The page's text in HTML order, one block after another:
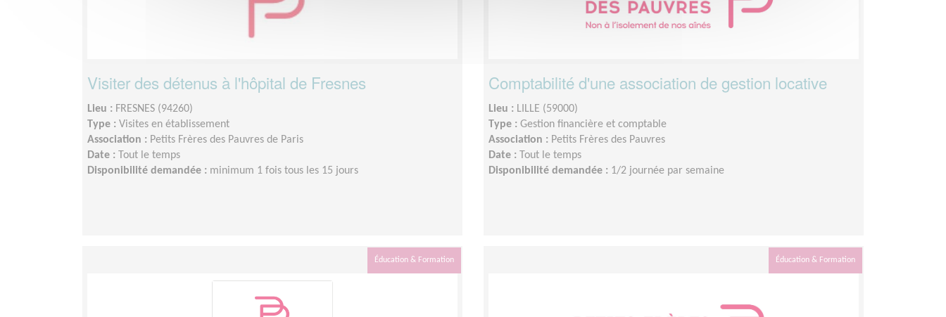
Visiter des détenus à l'hôpital de Fresnes
Lieu : FRESNES (94260)
Type : Visites en établissement
Association : Petits Frères des Pauvres de Paris
Date :
Tout le temps
Disponibilité demandée : minimum 1 fois tous les 15 jours
Comptabilité d'une association de gestion locative
Lieu : LILLE (59000)
Type : Gestion financière et comptable
Association : Petits Frères des Pauvres
Date :
Tout le temps
Disponibilité demandée : 1/2 journée par semaine
Éducation & Formation Éducation & Formation